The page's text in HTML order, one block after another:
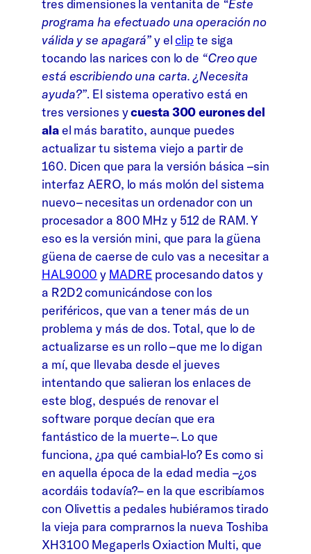
tres dimensiones la ventanita de “Este
programa ha efectuado una operación no
válida y se apagará”y el clipte siga
tocando las narices con lo de “Creo que
está escribiendo una carta. ¿Necesita
ayuda?”. El sistema operativo está en
tres versiones ycuesta 300 eurones del
alael más baratito, aunque puedes
actualizar tu sistema viejo a partir de
160. Dicen que para la versión básica –sin
interfaz AERO, lo más molón del sistema
nuevo– necesitas un ordenador con un
procesador a 800 MHz y 512 de RAM. Y
eso es la versión mini, que para la güena
güena de caerse de culo vas a necesitar a
HAL9000 y MADRE procesando datos y
a R2D2 comunicándose con los
periféricos, que van a tener más de un
problema y más de dos. Total, que lo de
actualizarse es un rollo –que me lo digan
a mí, que llevaba desde el jueves
intentando que salieran los enlaces de
este blog, después de renovar el
software porque decían que era
fantástico de la muerte–. Lo que
funciona, ¿pa qué cambial-lo? Es como si
en aquella época de la edad media –¿os
acordáis todavía?– en la que escribíamos
con Olivettis a pedales hubiéramos tirado
la vieja para comprarnos la nueva Toshiba
XH3100 Megaperls Oxiaction Multi, que